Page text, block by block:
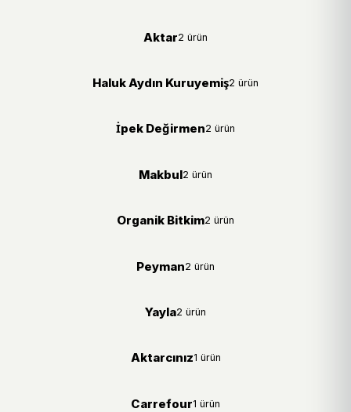
Aktar2 ürün
Haluk Aydın Kuruyemiş2 ürün
İpek Değirmen2 ürün
Makbul2 ürün
Organik Bitkim2 ürün
Peyman2 ürün
Yayla2 ürün
Aktarcınız1 ürün
Carrefour1 ürün